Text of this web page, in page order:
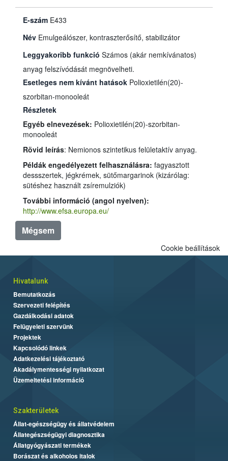
E-szám E433
Név Emulgeálószer, kontraszterősítő, stabilizátor
Leggyakoribb funkció
anyag felszívódását megnövelheti.
Esetleges nem kívánt hatások
szorbitan-monooleát
Részletek
Egyéb elnevezések: Polioxietilén(20)-szorbitan-
monooleát
Rövid leírás: Nemionos szintetikus felületaktív anyag.
Példák engedélyezett felhasználásra: fagyasztott
dessszertek, jégkrémek, sütőmargarinok (kizárólag:
sütéshez használt zsíremulziók)
További információ (angol nyelven):
http://www.efsa.europa.eu/
Mégsem
Cookie beállítások
Hivatalunk
Bemutatkozás
Szervezeti felépítés
Gazdálkodási adatok
Felügyeleti szervünk
Projektek
Kapcsolódó linkek
Adatkezelési tájékoztató
Akadálymentességi nyilatkozat
Üzemeltetési információ
Szakterületek
Állat-egészségügy és állatvédelem
Állategészségügyi diagnosztika
Állatgyógyászati termékek
Borászat és alkoholos italok